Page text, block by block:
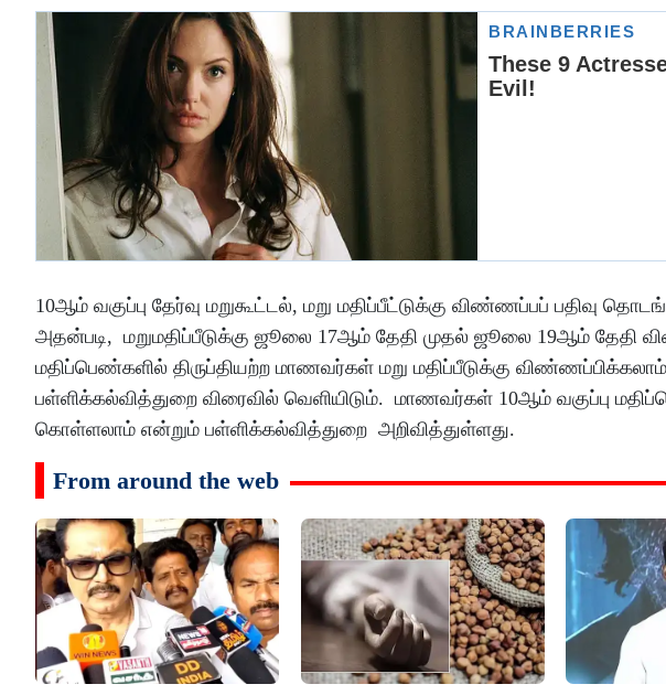
10ஆம் வகுப்பு தேர்வு மறுகூட்டல், மறு மதிப்பீட்டுக்கு விண்ணப்பப் பதிவு
அதன்படி, மறுமதிப்பீடுக்கு ஜூலை 17ஆம் தேதி முதல் ஜூலை 19ஆம் தேதி
மதிப்பெண்களில் திருப்தியற்ற மாணவர்கள் மறு மதிப்பீடுக்கு
பள்ளிக்கல்வித்துறை விரைவில் வெளியிடும். மாணவர்கள் 10ஆம் வகுப்பு
கொள்ளலாம் என்றும் பள்ளிக்கல்வித்துறை அறிவித்துள்ளது.
From around the web